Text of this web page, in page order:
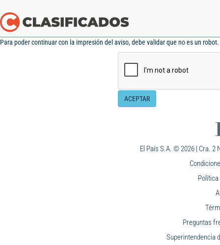
Para poder continuar con la impresión del aviso, debe validar que no es un
ACEPTAR
El País S.A. © 2026 | Cra. 2
Preguntas
Superintendencia